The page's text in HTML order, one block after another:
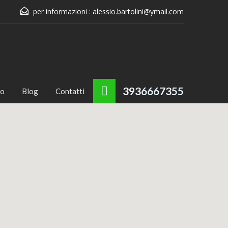
per informazioni : alessio.bartolini@ymail.com
3936667355
Blog Contatti